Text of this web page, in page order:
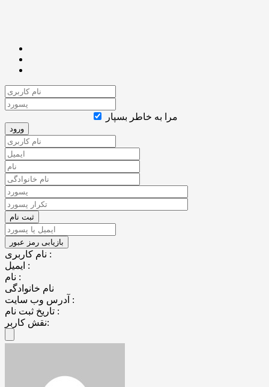
مرا به خاطر بسپار
نام کاربری :
ایمیل :
نام :
نام خانوادگی
آدرس وب سایت :
تاریخ ثبت نام :
نقش کاربر: